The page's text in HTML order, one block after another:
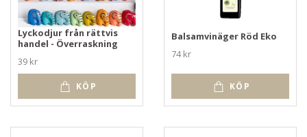
Lyckodjur från rättvis
handel - Överraskning
39 kr
KÖP
Balsamvinäger Röd Eko
74 kr
KÖP